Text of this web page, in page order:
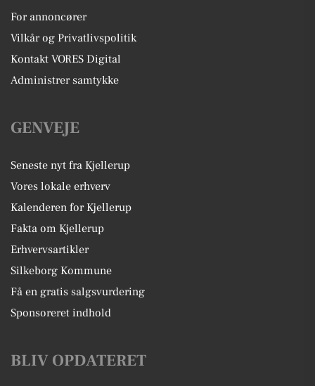
For annoncører
Vilkår og Privatlivspolitik
Kontakt VORES Digital
Administrer samtykke
GENVEJE
Seneste nyt fra Kjellerup
Vores lokale erhverv
Kalenderen for Kjellerup
Fakta om Kjellerup
Erhvervsartikler
Silkeborg Kommune
Få en gratis salgsvurdering
Sponsoreret indhold
BLIV OPDATERET